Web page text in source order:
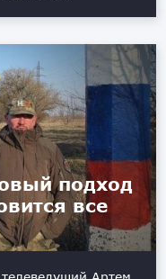
подход
все